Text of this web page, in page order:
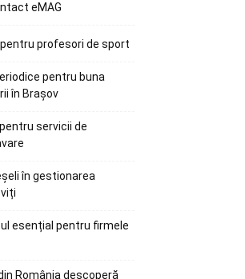
eMAG
profesori de sport
pentru buna
în Brașov
servicii de
în gestionarea
esențial pentru firmele
România descoperă